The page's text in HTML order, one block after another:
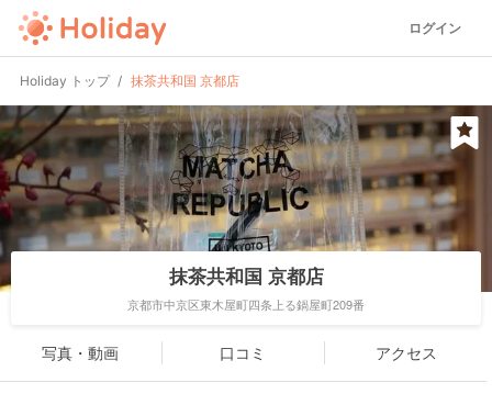
ログイン
Holiday トップ 抹茶共和国 京都店
抹茶共和国 京都店
京都市中京区東木屋町四条上る鍋屋町209番
写真・動画 口コミ アクセス